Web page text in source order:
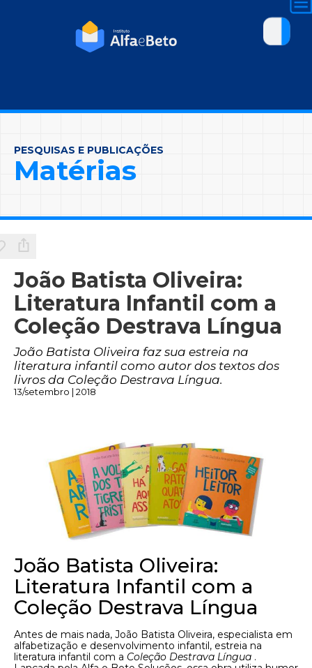
PESQUISAS E PUBLICAÇÕES
Matérias
João Batista Oliveira:
Literatura Infantil com a
Coleção Destrava Língua
João Batista Oliveira faz sua estreia na
literatura infantil como autor dos textos dos
livros da Coleção Destrava Língua.
13/setembro | 2018
João Batista Oliveira:
Literatura Infantil com a
Coleção Destrava Língua
Antes de mais nada, João Batista Oliveira, especialista em
alfabetização e desenvolvimento infantil, estreia na
literatura infantil com a Coleção Destrava Língua .